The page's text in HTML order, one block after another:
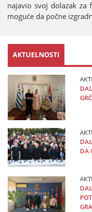
naјavio svoј dolazak
moguće da počne
AKTUELNOSTI
DA